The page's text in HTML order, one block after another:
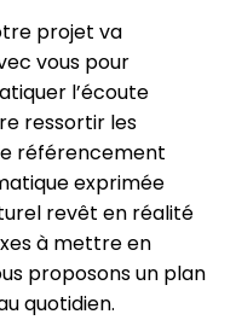
projet va
vous pour
l’écoute
ressortir les
référencement
exprimée
revêt en réalité
à mettre en
proposons un plan
quotidien.